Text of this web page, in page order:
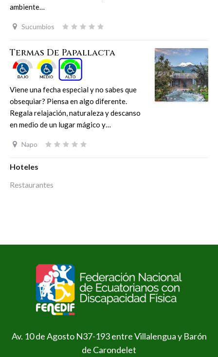
ambiente…
Sucumbios
Termas De Papallacta
Viene una fecha especial y no sabes que
obsequiar? Piensa en algo diferente.
Regala relajación, naturaleza y descanso
en medio de un lugar mágico y…
Napo
Hoteles
Restaurantes
Av. 10 de Agosto N37-193 entre Villalengua y Barón
de Carondelet